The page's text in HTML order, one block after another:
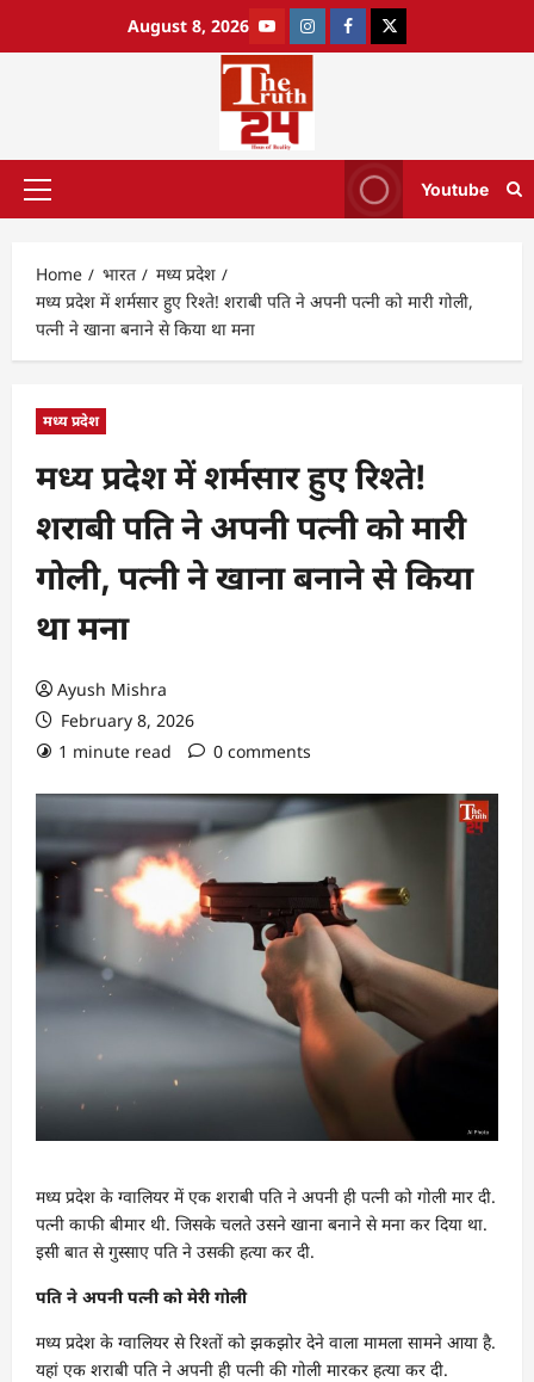
August 8, 2026
Youtube
Home भारत
मध्य प्रदेश
मध्य प्रदेश में शर्मसार हुए रिश्ते! शराबी पति ने अपनी पत्नी को मारी गोली,
पत्नी ने खाना बनाने से किया था मना
मध्य प्रदेश
मध्य प्रदेश में शर्मसार हुए रिश्ते!
शराबी पति ने अपनी पत्नी को मारी
गोली, पत्नी ने खाना बनाने से किया
था मना
Ayush Mishra
February 8, 2026
1 minute read
0 comments
मध्य प्रदेश के ग्वालियर में एक शराबी पति ने अपनी ही पत्नी को गोली मार दी.
पत्नी काफी बीमार थी. जिसके चलते उसने खाना बनाने से मना कर दिया था.
इसी बात से गुस्साए पति ने उसकी हत्या कर दी.
पति ने अपनी पत्नी को मेरी गोली
मध्य प्रदेश के ग्वालियर से रिश्तों को झकझोर देने वाला मामला सामने आया है.
यहां एक शराबी पति ने अपनी ही पत्नी की गोली मारकर हत्या कर दी.